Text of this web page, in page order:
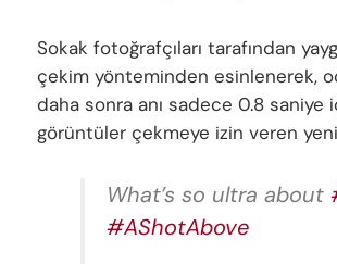
Sokak fotoğrafçıları tarafından
çekim yönteminden esinlenerek,
daha sonra anı sadece 0.8 saniye
görüntüler çekmeye izin veren
What’s so ultra about
#AShotAbove